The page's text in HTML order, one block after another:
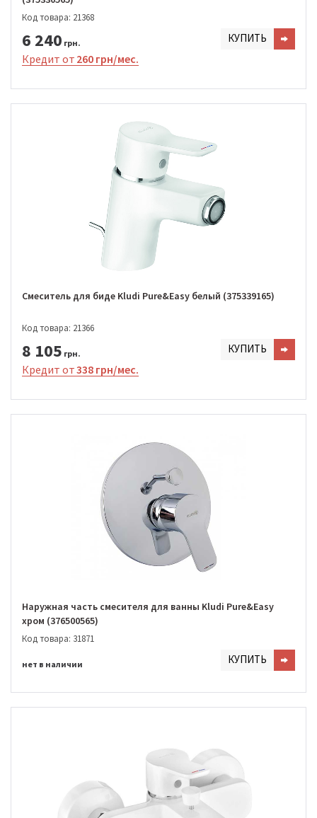
Код товара: 21368
6 240 грн. КУПИТЬ
Кредит от 260 грн/мес.
Смеситель для биде Kludi Pure&Easy белый (375339165)
Код товара: 21366
8 105 грн. КУПИТЬ
Кредит от338 грн/мес.
Наружная часть смесителя для ванны Kludi Pure&Easy
хром (376500565)
Код товара: 31871
нет в наличии КУПИТЬ